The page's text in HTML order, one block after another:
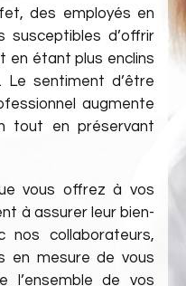
des employés en
susceptibles d’offrir
en étant plus enclins
sentiment d’être
augmente
tout en préservant
vous offrez à vos
à assurer leur bien-
nos collaborateurs,
en mesure de vous
l’ensemble de vos